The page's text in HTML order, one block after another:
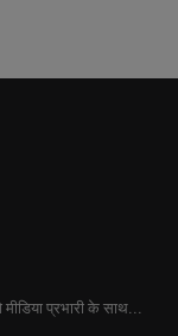
प्रभारी के साथ...